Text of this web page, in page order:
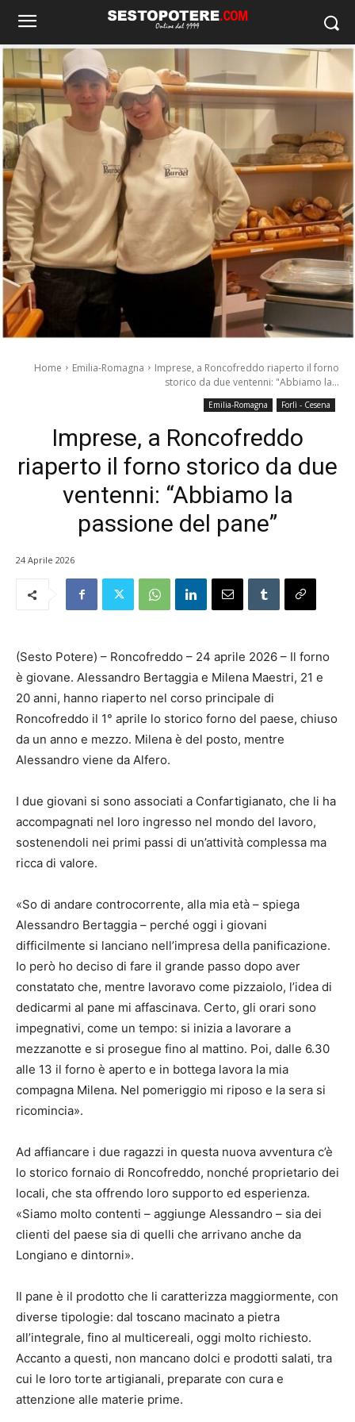
Home Emilia-Romagna
Imprese, a Roncofreddo riaperto il forno
storico da due ventenni: "Abbiamo la...
Emilia-Romagna Forlì - Cesena
Imprese, a Roncofreddo
riaperto il forno storico da due
ventenni: “Abbiamo la
passione del pane”
24 Aprile 2026
(Sesto Potere) – Roncofreddo – 24 aprile 2026 – Il forno
è giovane. Alessandro Bertaggia e Milena Maestri, 21 e
20 anni, hanno riaperto nel corso principale di
Roncofreddo il 1° aprile lo storico forno del paese, chiuso
da un anno e mezzo. Milena è del posto, mentre
Alessandro viene da Alfero.
I due giovani si sono associati a Confartigianato, che li ha
accompagnati nel loro ingresso nel mondo del lavoro,
sostenendoli nei primi passi di un’attività complessa ma
ricca di valore.
«So di andare controcorrente, alla mia età – spiega
Alessandro Bertaggia – perché oggi i giovani
difficilmente si lanciano nell’impresa della panificazione.
Io però ho deciso di fare il grande passo dopo aver
constatato che, mentre lavoravo come pizzaiolo, l’idea di
dedicarmi al pane mi affascinava. Certo, gli orari sono
impegnativi, come un tempo: si inizia a lavorare a
mezzanotte e si prosegue fino al mattino. Poi, dalle 6.30
alle 13 il forno è aperto e in bottega lavora la mia
compagna Milena. Nel pomeriggio mi riposo e la sera si
ricomincia».
Ad affiancare i due ragazzi in questa nuova avventura c’è
lo storico fornaio di Roncofreddo, nonché proprietario dei
locali, che sta offrendo loro supporto ed esperienza.
«Siamo molto contenti – aggiunge Alessandro – sia dei
clienti del paese sia di quelli che arrivano anche da
Longiano e dintorni».
Il pane è il prodotto che li caratterizza maggiormente, con
diverse tipologie: dal toscano macinato a pietra
all’integrale, fino al multicereali, oggi molto richiesto.
Accanto a questi, non mancano dolci e prodotti salati, tra
cui le loro torte artigianali, preparate con cura e
attenzione alle materie prime.